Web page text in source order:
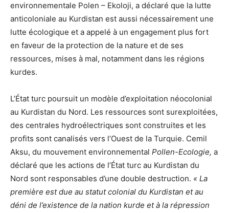
environnementale Polen – Ekoloji, a déclaré que la lutte
anticoloniale au Kurdistan est aussi nécessairement une
lutte écologique et a appelé à un engagement plus fort
en faveur de la protection de la nature et de ses
ressources, mises à mal, notamment dans les régions
kurdes.
L’État turc poursuit un modèle d’exploitation néocolonial
au Kurdistan du Nord. Les ressources sont surexploitées,
des centrales hydroélectriques sont construites et les
profits sont canalisés vers l’Ouest de la Turquie. Cemil
Aksu, du mouvement environnemental Pollen-Ecologie, a
déclaré que les actions de l’État turc au Kurdistan du
Nord sont responsables d’une double destruction. « La
première est due au statut colonial du Kurdistan et au
déni de l’existence de la nation kurde et à la répression